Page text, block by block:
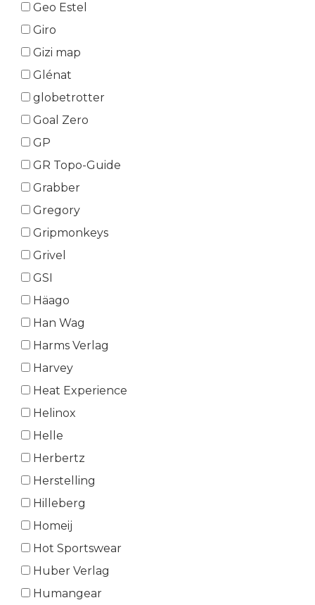
Geo Estel
Giro
Gizi map
Glénat
globetrotter
Goal Zero
GP
GR Topo-Guide
Grabber
Gregory
Gripmonkeys
Grivel
GSI
Häago
Han Wag
Harms Verlag
Harvey
Heat Experience
Helinox
Helle
Herbertz
Herstelling
Hilleberg
Homeij
Hot Sportswear
Huber Verlag
Humangear